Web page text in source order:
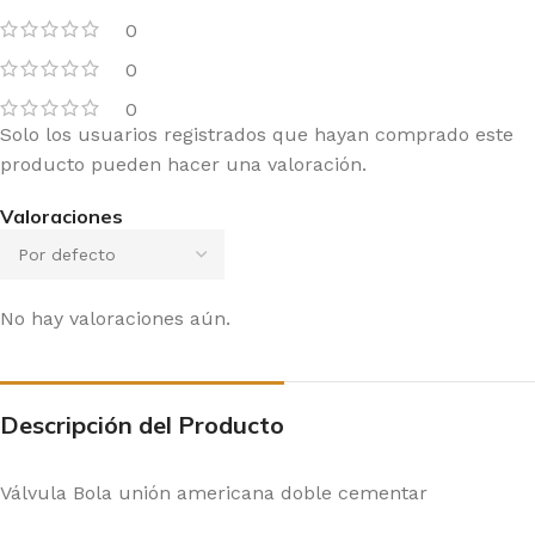
0
0
0
Valoraciones
No hay valoraciones aún.
Solo los usuarios registrados que hayan comprado este
producto pueden hacer una valoración.
Descripción del Producto
Válvula Bola unión americana doble cementar